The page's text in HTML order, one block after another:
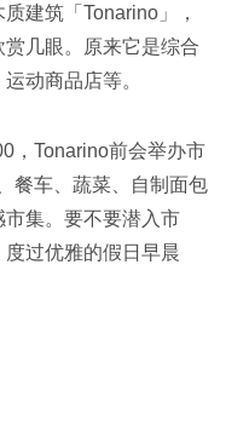
建筑「Tonarino」，
几眼。原来它是综合
动商品店等。
，Tonarino前会举办市
餐车、蔬菜、自制面包
集。要不要潜入市
过优雅的假日早晨